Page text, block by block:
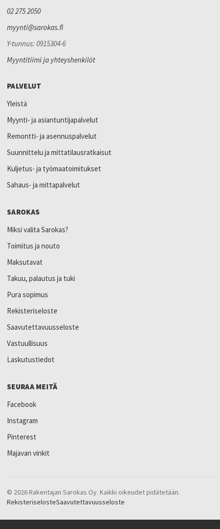
02 275 2050
myynti@sarokas.fi
Y-tunnus: 0915304-6
Myyntitiimi ja yhteyshenkilöt
PALVELUT
Yleistä
Myynti- ja asiantuntijapalvelut
Remontti- ja asennuspalvelut
Suunnittelu ja mittatilausratkaisut
Kuljetus- ja työmaatoimitukset
Sahaus- ja mittapalvelut
SAROKAS
Miksi valita Sarokas?
Toimitus ja nouto
Maksutavat
Takuu, palautus ja tuki
Pura sopimus
Rekisteriseloste
Saavutettavuusseloste
Vastuullisuus
Laskutustiedot
SEURAA MEITÄ
Facebook
Instagram
Pinterest
Majavan vinkit
© 2026 Rakentajan Sarokas Oy. Kaikki oikeudet pidätetään.
RekisteriselosteSaavutettavuusseloste